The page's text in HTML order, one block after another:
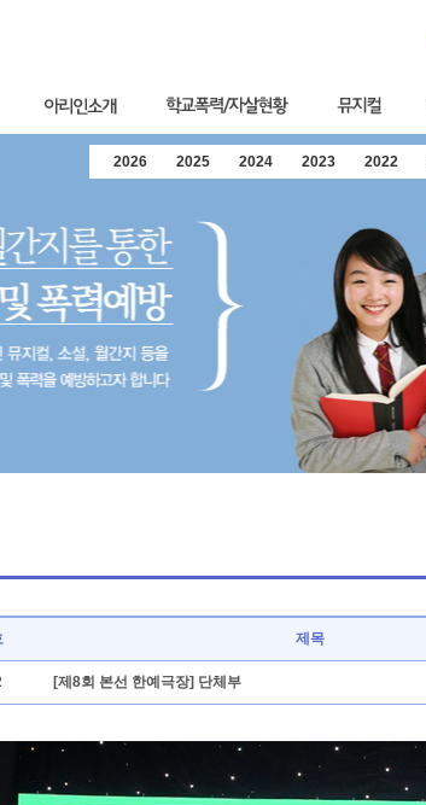
2026 2025 2024 2023 2022
제목
[제8회 본선 한예극장] 단체부